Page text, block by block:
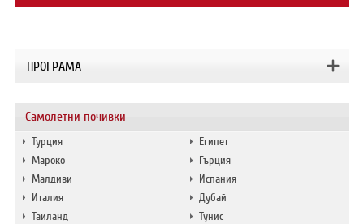
Самолетни почивки
Турция
Египет
Мароко
Гърция
Малдиви
Испания
Италия
Дубай
Тайланд
Тунис
ПРОГРАМА